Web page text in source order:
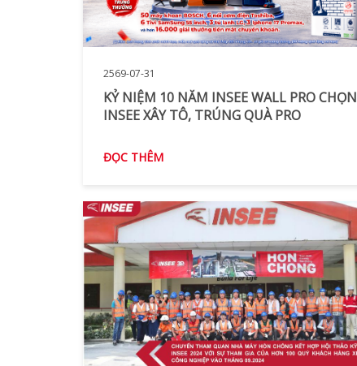
2569-07-31
KỶ NIỆM 10 NĂM INSEE WALL PRO CHỌN
INSEE XÂY TÔ, TRÚNG QUÀ PRO
ĐỌC THÊM